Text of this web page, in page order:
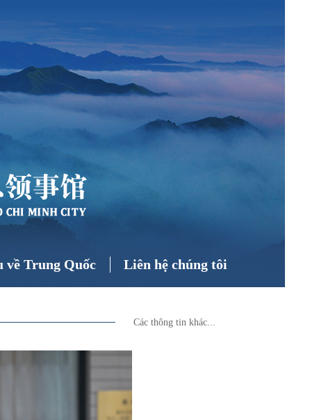
về Trung Quốc Liên hệ chúng tôi
Các thông tin khác...